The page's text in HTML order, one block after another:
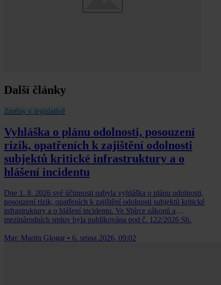
Další články
Změny v legislativě
Vyhláška o plánu odolnosti, posouzení
rizik, opatřeních k zajištění odolnosti
subjektů kritické infrastruktury a o
hlášení incidentu
Dne 1. 8. 2026 své účinnosti nabyla vyhláška o plánu odolnosti,
posouzení rizik, opatřeních k zajištění odolnosti subjektů kritické
infrastruktury a o hlášení incidentu. Ve Sbírce zákonů a
mezinárodních smluv byla publikována pod č. 122/2026 Sb.
Mgr. Martin Glogar • 6. srpna 2026, 09:02